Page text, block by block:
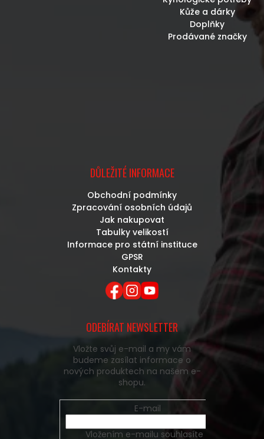
Kůže a dárky
Doplňky
Prodávané značky
DŮLEŽITÉ INFORMACE
Obchodní podmínky
Zpracování osobních údajů
Jak nakupovat
Tabulky velikostí
Informace pro státní instituce
GPSR
Kontakty
ODEBÍRAT NEWSLETTER
Vložte svůj e-mail a my vám
budeme zasílat informace o
nových produktech na našem e-
shopu.
E-mail